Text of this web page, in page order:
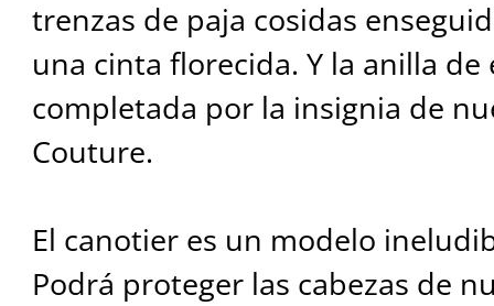
trenzas de paja cosidas
una cinta florecida. Y la anilla de
completada por la insignia de
Couture.
El canotier es un modelo
Podrá proteger las cabezas de